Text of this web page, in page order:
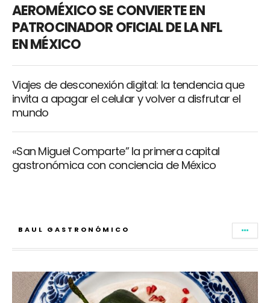
AEROMÉXICO SE CONVIERTE EN
PATROCINADOR OFICIAL DE LA NFL
EN MÉXICO
Viajes de desconexión digital: la tendencia que
invita a apagar el celular y volver a disfrutar el
mundo
«San Miguel Comparte” la primera capital
gastronómica con conciencia de México
BAUL GASTRONÓMICO